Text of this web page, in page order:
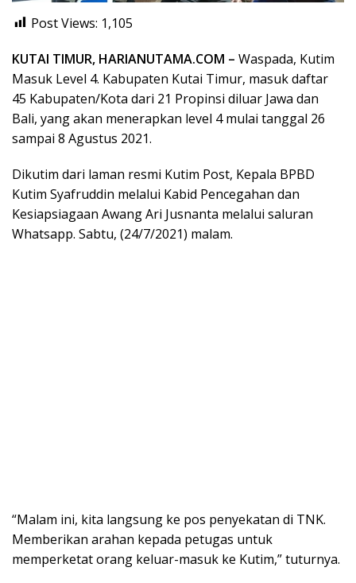
Post Views: 1,105
KUTAI TIMUR, HARIANUTAMA.COM – Waspada, Kutim
Masuk Level 4. Kabupaten Kutai Timur, masuk daftar
45 Kabupaten/Kota dari 21 Propinsi diluar Jawa dan
Bali, yang akan menerapkan level 4 mulai tanggal 26
sampai 8 Agustus 2021.
Dikutim dari laman resmi Kutim Post, Kepala BPBD
Kutim Syafruddin melalui Kabid Pencegahan dan
Kesiapsiagaan Awang Ari Jusnanta melalui saluran
Whatsapp. Sabtu, (24/7/2021) malam.
“Malam ini, kita langsung ke pos penyekatan di TNK.
Memberikan arahan kepada petugas untuk
memperketat orang keluar-masuk ke Kutim,” tuturnya.